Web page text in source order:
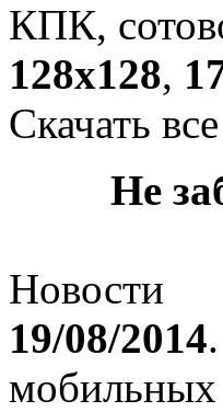
КПК,
128х128,
Скачать
Не
Новости
19/08/2014
мобильных